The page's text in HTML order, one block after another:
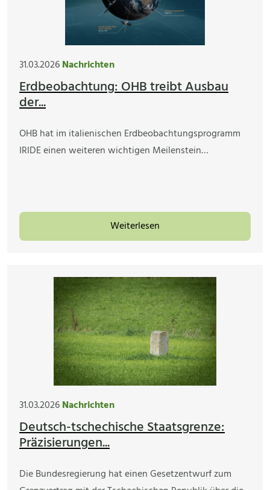
31.03.2026Nachrichten
Erdbeobachtung: OHB treibt Ausbau
der...
OHB hat im italienischen Erdbeobachtungsprogramm
IRIDE einen weiteren wichtigen Meilenstein…
Weiterlesen
31.03.2026Nachrichten
Deutsch-tschechische Staatsgrenze:
Präzisierungen...
Die Bundesregierung hat einen Gesetzentwurf zum